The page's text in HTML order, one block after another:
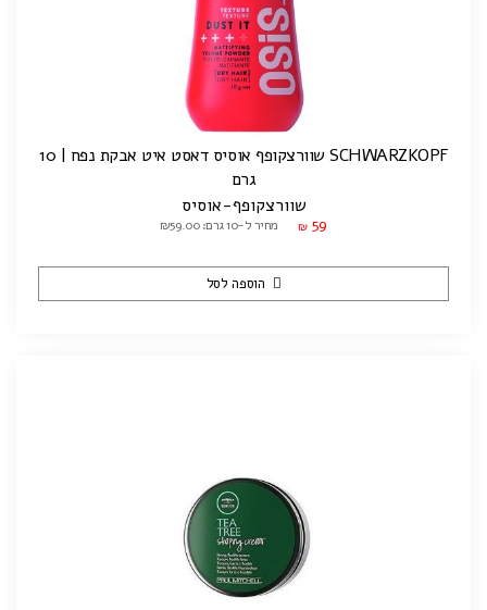
SCHWARZKOPF שוורצקופף אוסיס דאסט איט אבקת נפח | 10
גרם
שוורצקופף-אוסיס
₪ 59 מחיר ל-10 גרם: ₪59.00
הוספה לסל